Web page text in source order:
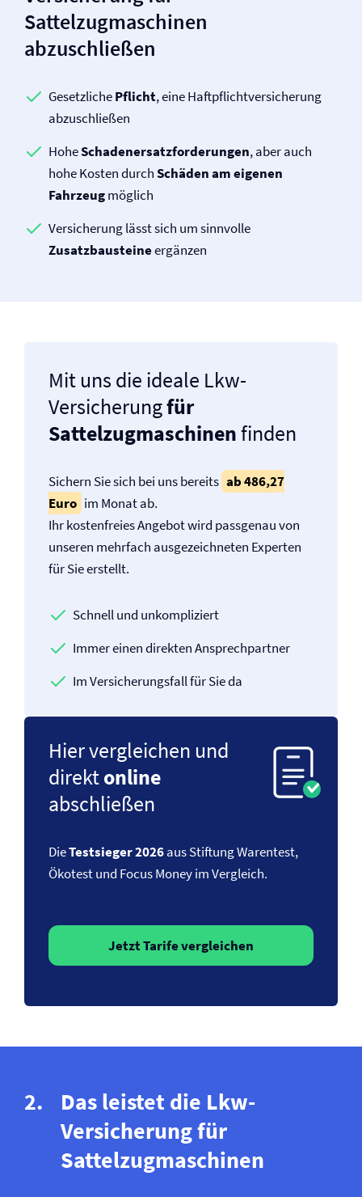
Sattelzugmaschinen
abzuschließen
GesetzlichePflicht, eine Haftpflicht­versicherung
abzuschließen
HoheSchadenersatz­forderungen, aber auch
hohe Kosten durchSchäden am eigenen
Fahrzeugmöglich
Versicherung lässt sich um sinnvolle
Zusatzbausteineergänzen
Mit uns die ideale Lkw-
Versicherungfür
Sattelzugmaschinenfinden
Sichern Sie sich bei uns bereits ab 486,27
Euro im Monat ab.
Ihr kostenfreies Angebot wird passgenau von
unseren mehrfach ausgezeichneten Experten
für Sie erstellt.
Schnell und unkompliziert
Immer einen direkten Ansprechpartner
Im Versicherungsfall für Sie da
Hier vergleichen und
direktonline
abschließen
DieTestsieger 2026aus Stiftung Warentest,
Ökotest und Focus Money im Vergleich.
Jetzt Tarife vergleichen
Das leistet die Lkw-
Versicherung für
Sattelzugmaschinen